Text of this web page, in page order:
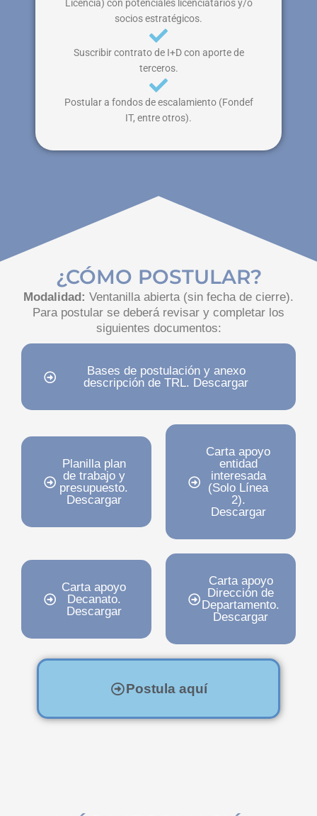
Licencia) con potenciales licenciatarios y/o
socios estratégicos.
Suscribir contrato de I+D con aporte de
terceros.
Postular a fondos de escalamiento (Fondef
IT, entre otros).
¿CÓMO POSTULAR?
Modalidad: Ventanilla abierta (sin fecha de cierre).
Para postular se deberá revisar y completar los
siguientes documentos:
Bases de postulación y anexo
descripción de TRL. Descargar
Planilla plan
de trabajo y
presupuesto.
Descargar
Carta apoyo
entidad
interesada
(Solo Línea
2).
Descargar
Carta apoyo
Decanato.
Descargar
Carta apoyo
Dirección de
Departamento.
Descargar
Postula aquí